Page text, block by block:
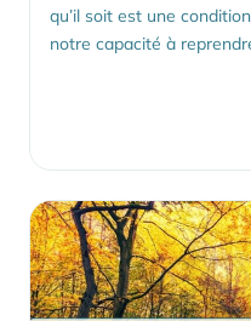
qu’il soit est une
notre capacité à